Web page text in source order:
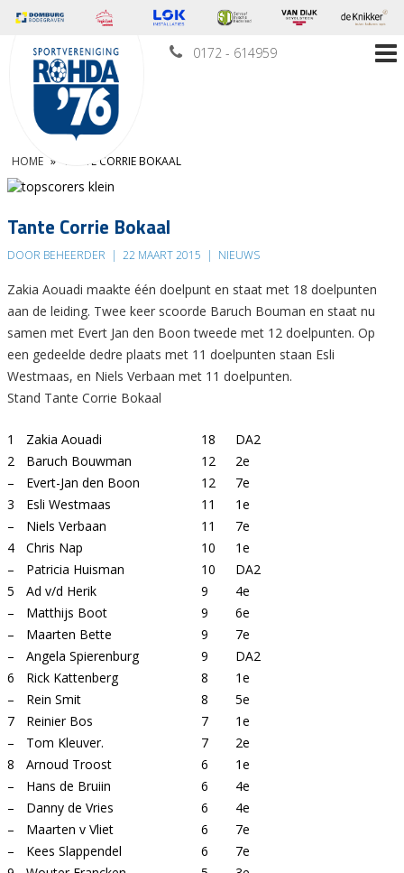
0172 - 614959
HOME » TANTE CORRIE BOKAAL
Tante Corrie Bokaal
DOOR BEHEERDER | 22 MAART 2015 | NIEUWS
Zakia Aouadi maakte één doelpunt en staat met 18 doelpunten
aan de leiding. Twee keer scoorde Baruch Bouman en staat nu
samen met Evert Jan den Boon tweede met 12 doelpunten. Op
een gedeelde dedre plaats met 11 doelpunten staan Esli
Westmaas, en Niels Verbaan met 11 doelpunten.
Stand Tante Corrie Bokaal
1 Zakia Aouadi 18
DA2
2
Baruch Bouwman 12
2e
–
Evert-Jan den Boon 12
7e
3
Esli Westmaas 11
1e
–
Niels Verbaan 11
7e
4
Chris Nap 10
1e
–
Patricia Huisman 10
DA2
5
Ad v/d Herik 9
4e
–
Matthijs Boot 9
6e
–
Maarten Bette 9
7e
–
Angela Spierenburg 9
DA2
6
Rick Kattenberg 8
1e
–
Rein Smit 8
5e
7
Reinier Bos 7
1e
–
Tom Kleuver. 7
2e
8
Arnoud Troost 6
1e
–
Hans de Bruiin 6
4e
–
Danny de Vries 6
4e
–
Maarten v Vliet 6
7e
–
Kees Slappendel 6
7e